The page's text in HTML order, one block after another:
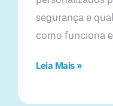
segurança e
como funciona
Leia Mais »